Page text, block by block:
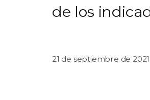
de los
21 de septiembre de 2021